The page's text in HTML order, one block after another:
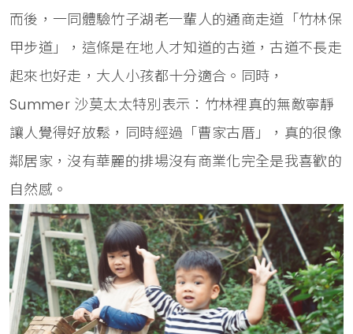
而後，一同體驗竹子湖老一輩人的通商走道「竹林保
甲步道」，這條是在地人才知道的古道，古道不長走
起來也好走，大人小孩都十分適合。同時，
Summer 沙莫太太特別表示：竹林裡真的無敵寧靜
讓人覺得好放鬆，同時經過「曹家古厝」，真的很像
鄰居家，沒有華麗的排場沒有商業化完全是我喜歡的
自然感。